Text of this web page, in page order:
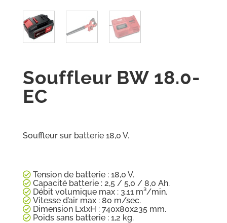
Souffleur BW 18.0-
EC
Souffleur sur batterie 18,0 V.
Tension de batterie : 18,0 V.
Capacité batterie : 2,5 / 5,0 / 8,0 Ah.
Débit volumique max : 3,11 m³/min.
Vitesse d’air max : 80 m/sec.
Dimension LxlxH : 740x80x235 mm.
Poids sans batterie : 1,2 kg.